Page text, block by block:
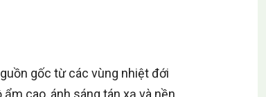
gốc từ các vùng nhiệt đới
cao, ánh sáng tán xạ và nền